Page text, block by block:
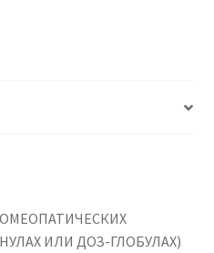
ИЛИ ДОЗ-ГЛОБУЛАХ)